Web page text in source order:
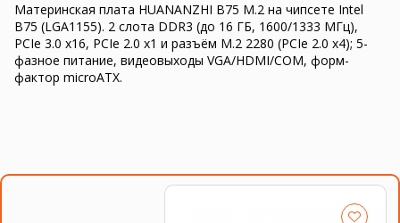
Материнская плата HUANANZHI B75 M.2 на чипсете Intel
B75 (LGA1155). 2 слота DDR3 (до 16 ГБ, 1600/1333 МГц),
PCIe 3.0 x16, PCIe 2.0 x1 и разъём M.2 2280 (PCIe 2.0 x4); 5-
фазное питание, видеовыходы VGA/HDMI/COM, форм-
фактор microATX.